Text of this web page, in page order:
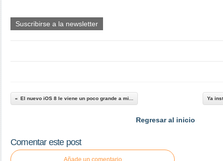
Suscribirse a la newsletter
El nuevo iOS 8 le viene un poco grande a mi... Ya
Regresar al inicio
Comentar este post
Añade un comentario